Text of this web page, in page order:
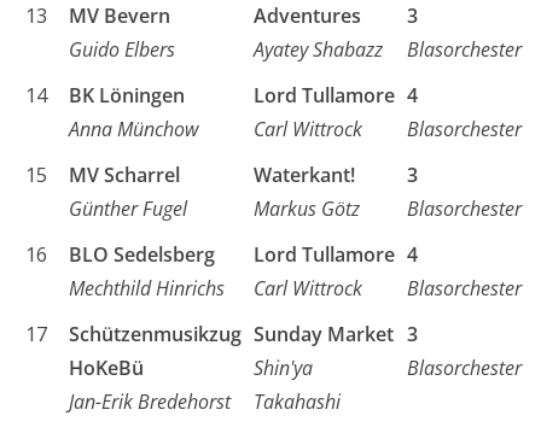
13
MV Bevern
Guido Elbers
Adventures
Ayatey Shabazz
3
Blasorchester
14
BK Löningen
Anna Münchow
Lord Tullamore
Carl Wittrock
4
Blasorchester
15
MV Scharrel
Günther Fugel
Waterkant!
Markus Götz
3
Blasorchester
16
BLO Sedelsberg
Mechthild Hinrichs
Lord Tullamore
Carl Wittrock
4
Blasorchester
17
Schützenmusikzug
HoKeBü
Jan-Erik Bredehorst
Sunday Market
Shin'ya
Takahashi
3
Blasorchester